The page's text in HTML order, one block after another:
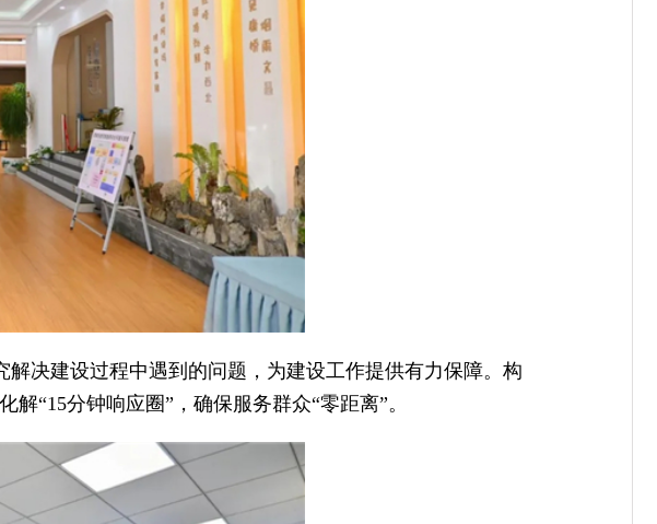
决建设过程中遇到的问题，为建设工作提供有力保障。构
“15分钟响应圈”，确保服务群众“零距离”。